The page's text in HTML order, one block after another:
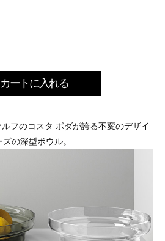
フのコスタ ボダが誇る不変のデザイ
の深型ボウル。